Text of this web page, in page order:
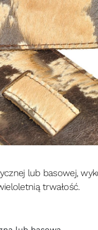
lub basowej,
trwałość.